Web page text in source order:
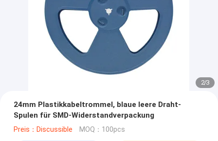
2/3
24mm Plastikkabeltrommel, blaue leere Draht-
Spulen für SMD-Widerstandverpackung
Preis：Discussible MOQ：100pcs